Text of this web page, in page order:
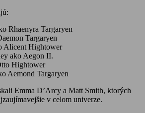
Rhaenyra Targaryen
Targaryen
Alicent Hightower
ako Aegon II.
Hightower
Aemond Targaryen
Emma D’Arcy a Matt Smith, ktorých
v celom univerze.